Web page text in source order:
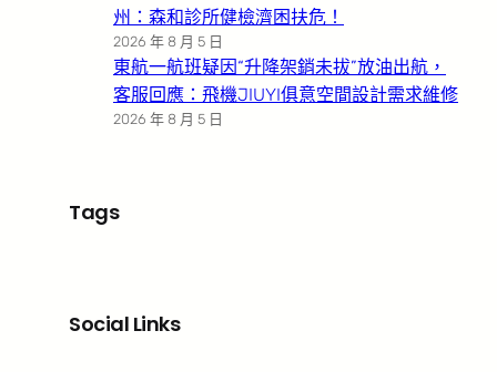
州：森和診所健檢濟困扶危！
2026 年 8 月 5 日
東航一航班疑因“升降架銷未拔”放油出航，
客服回應：飛機JIUYI俱意空間設計需求維修
2026 年 8 月 5 日
Tags
Social Links